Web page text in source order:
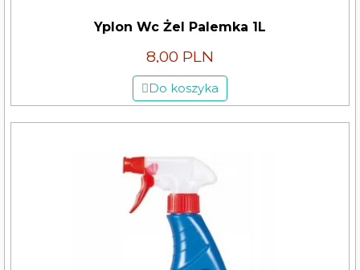
Yplon Wc Żel Palemka 1L
8,00 PLN
Do koszyka